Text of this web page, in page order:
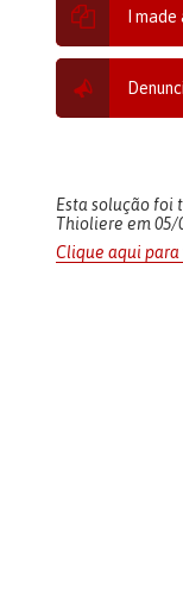
I
Esta solução foi
Thioliere em 05/
Clique aqui